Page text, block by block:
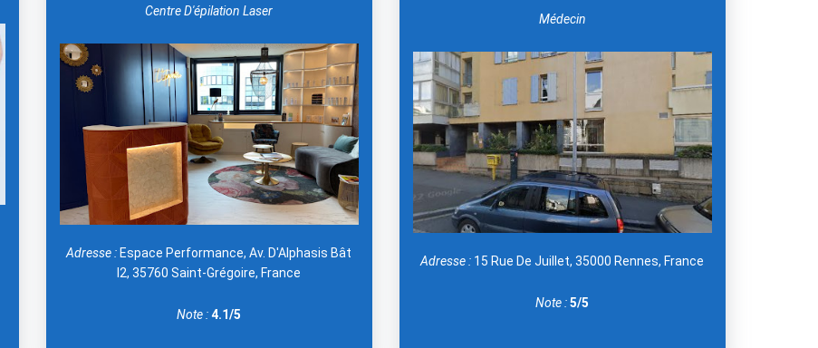
Centre D'épilation Laser
Adresse :Espace Performance, Av. D'Alphasis Bât
I2, 35760 Saint-Grégoire, France
Note : 4.1/5
Médecin
Adresse : 15 Rue De Juillet, 35000 Rennes, France
Note : 5/5